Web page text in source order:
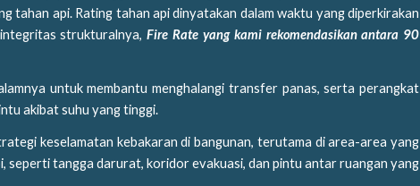
tahan api. Rating tahan api dinyatakan dalam waktu yang diperkirakan
integritas strukturalnya,Fire Rate yang kami rekomendasikan antara 90
untuk membantu menghalangi transfer panas, serta perangkat
akibat suhu yang tinggi.
keselamatan kebakaran di bangunan, terutama di area-area yang
seperti tangga darurat, koridor evakuasi, dan pintu antar ruangan yang